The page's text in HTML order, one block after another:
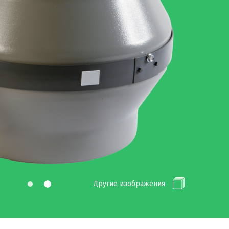
Другие изображения